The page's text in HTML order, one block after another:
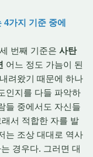
4가지 기준 중에
번째 기준은 사탄
어느 정도 가늠이 된
려왔기 때문에 하나
인지를 다들 파악하
들 중에서도 자신들
서 적합한 자를 발
는 조상 대대로 역사
경우다. 그러면 대